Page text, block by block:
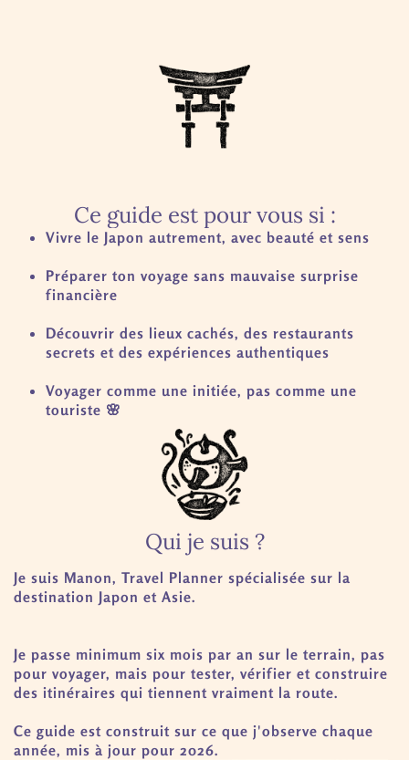
Ce guide est pour vous si :
Vivre le Japon autrement, avec beauté et sens
Préparer ton voyage sans mauvaise surprise
financière
Découvrir des lieux cachés, des restaurants
secrets et des expériences authentiques
Voyager comme une initiée, pas comme une
touriste 🌸
Qui je suis ?
Je suis Manon, Travel Planner spécialisée sur la
destination Japon et Asie.
Je passe minimum six mois par an sur le terrain, pas
pour voyager, mais pour tester, vérifier et construire
des itinéraires qui tiennent vraiment la route.
Ce guide est construit sur ce que j'observe chaque
année, mis à jour pour 2026.